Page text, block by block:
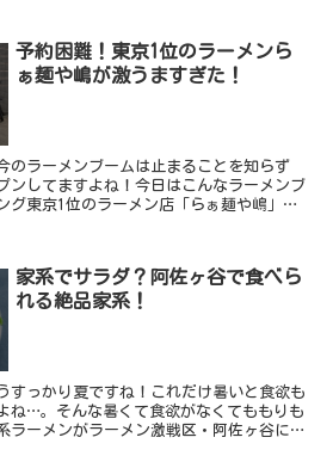
予約困難！東京1位のラーメンら
ぁ麺や嶋が激うますぎた！
のラーメンブームは止まることを知らず
ンしてますよね！今日はこんなラーメンブ
グ東京1位のラーメン店「らぁ麺や嶋」を
家系でサラダ？阿佐ヶ谷で食べら
れる絶品家系！
すっかり夏ですね！これだけ暑いと食欲も
ね…。そんな暑くて食欲がなくてももりも
ラーメンがラーメン激戦区・阿佐ヶ谷にあ